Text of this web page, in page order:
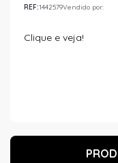
REF:1442579Vendido por:
Clique e veja!